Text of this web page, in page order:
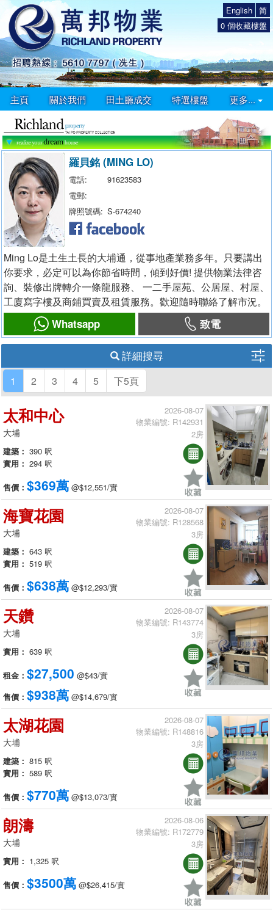
简
English
0 個收藏樓盤
主頁 關於我們 田土廳成交 特選樓盤 更多...
羅貝銘 (MING LO)
電話:
91623583
電郵:
牌照號碼: S-674240
Ming Lo是土生土長的大埔通，從事地產業務多年。只要講出
你要求，必定可以為你節省時間，傾到好價! 提供物業法律咨
詢、裝修出牌轉介一條龍服務、 一二手屋苑、公居屋、村屋、
工廈寫字樓及商鋪買賣及租賃服務。歡迎隨時聯絡了解市況。
Whatsapp 致電
詳細搜尋
1 2 3 4 5 下5頁
太和中心
大埔
建築： 390 呎
實用： 294 呎
售價： $369萬 @$12,551/實
2026-08-07
物業編號: R142931
2房
海寶花園
大埔
建築： 643 呎
實用： 519 呎
售價： $638萬 @$12,293/實
2026-08-07
物業編號: R128568
3房
天鑽
大埔
實用： 639 呎
租金： $27,500 @$43/實
售價： $938萬 @$14,679/實
2026-08-07
物業編號: R143774
3房
太湖花園
大埔
建築： 815 呎
實用： 589 呎
售價： $770萬 @$13,073/實
2026-08-07
物業編號: R148816
3房
朗濤
大埔
實用： 1,325 呎
售價： $3500萬 @$26,415/實
2026-08-06
物業編號: R172779
3房